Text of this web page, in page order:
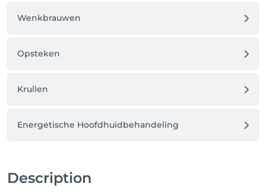
Wenkbrauwen
Opsteken
Krullen
Energetische Hoofdhuidbehandeling
Description